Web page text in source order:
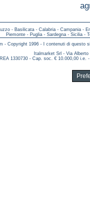
- Basilicata - Calabria - Campania -
Piemonte- Puglia- Sardegna- Sicilia-
- Copyright 1996 - I contenuti di questo
Italmarket Srl - Via
REA 1330730 - Cap. soc. € 10.000,00 i.e.